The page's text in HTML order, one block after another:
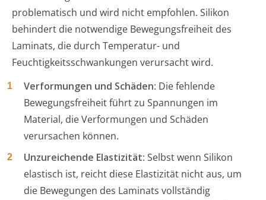
problematisch und wird nicht empfohlen. Silikon
behindert die notwendige Bewegungsfreiheit des
Laminats, die durch Temperatur- und
Feuchtigkeitsschwankungen verursacht wird.
Verformungen und Schäden: Die fehlende
Bewegungsfreiheit führt zu Spannungen im
Material, die Verformungen und Schäden
verursachen können.
Unzureichende Elastizität: Selbst wenn Silikon
elastisch ist, reicht diese Elastizität nicht aus, um
die Bewegungen des Laminats vollständig